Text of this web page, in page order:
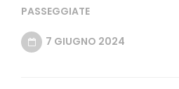
PASSEGGIATE
7 GIUGNO 2024